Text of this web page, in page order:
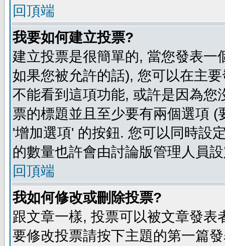
回頂端
我要如何建立投票?
建立投票是很簡單的, 當您發表
如果您被允許的話), 您可以在主
不能看到這項功能, 或許是因為
票的標題並且至少要有兩個選項
'增加選項' 的按鈕. 您可以同時設
的數量也許會由討論版管理人員
回頂端
我如何修改或刪除投票?
跟文章一樣, 投票可以被文章發
要修改投票請按下主題的第一篇